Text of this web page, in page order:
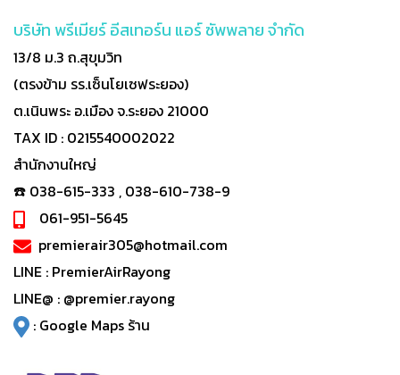
บริษัท พรีเมียร์ อีสเทอร์น แอร์ ซัพพลาย จำกัด
13/8 ม.3 ถ.สุขุมวิท
(ตรงข้าม รร.เซ็นโยเซฟระยอง)
ต.เนินพระ อ.เมือง จ.ระยอง 21000
TAX ID : 0215540002022
สำนักงานใหญ่
☎️ 038-615-333 , 038-610-738-9
061-951-5645
premierair305@hotmail.com
LINE : PremierAirRayong
LINE@ : @premier.rayong
: Google Maps ร้าน